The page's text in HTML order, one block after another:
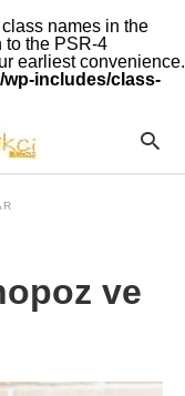
names in the
to the PSR-4
earliest convenience.
includes/class-
ve